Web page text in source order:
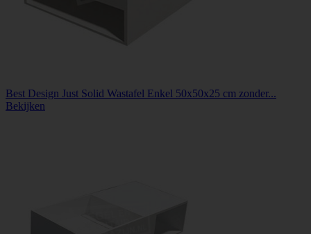
Best Design Just Solid Wastafel Enkel 50x50x25 cm zonder...
Bekijken